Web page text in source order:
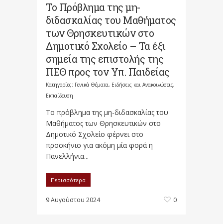
Το Πρόβλημα της μη-
διδασκαλίας του Μαθήματος
των Θρησκευτικών στο
Δημοτικό Σχολείο – Τα έξι
σημεία της επιστολής της
ΠΕΘ προς τον Υπ. Παιδείας
Κατηγορίες: Γενικά Θέματα, Ειδήσεις και Ανακοινώσεις,
Εκπαίδευση
Το πρόβλημα της μη-διδασκαλίας του
Μαθήματος των Θρησκευτικών στο
Δημοτικό Σχολείο φέρνει στο
προσκήνιο για ακόμη μία φορά η
Πανελλήνια...
Περισσότερα
9 Αυγούστου 2024 0